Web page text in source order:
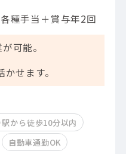
種手当＋賞与年2回
可能。
せます。
から徒歩10分以内
自動車通勤OK